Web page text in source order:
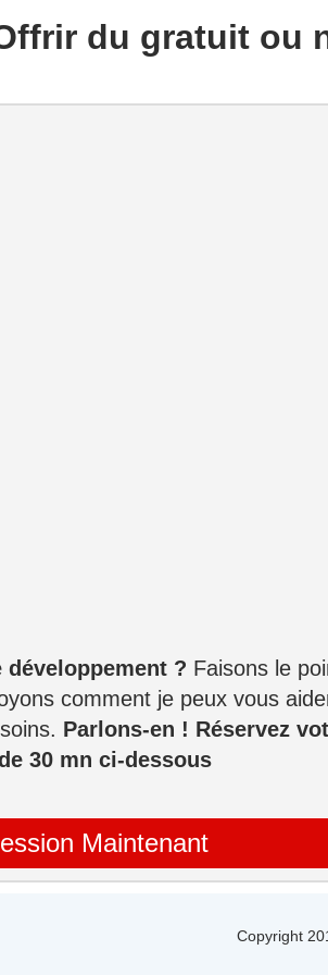
du gratuit ou
? Faisons le
comment je peux vous
Parlons-en ! Réservez
30 mn ci-dessous
Maintenant
Copyright